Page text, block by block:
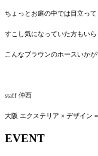
ちょっとお庭の中では目立って
すこし気になっていた方もいら
こんなブラウンのホースいかが
staff 仲西
大阪 エクステリア × デザイン
EVENT